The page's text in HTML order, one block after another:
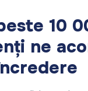
10
ne